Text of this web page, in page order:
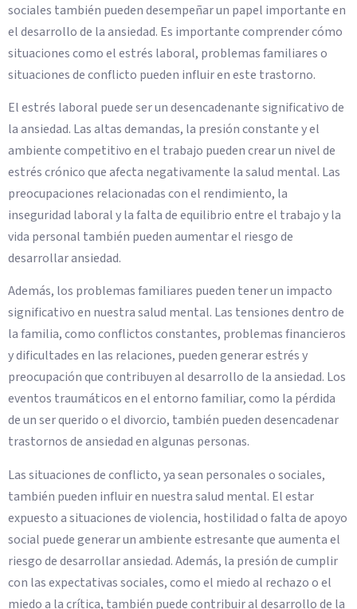
sociales también pueden desempeñar un papel importante en
el desarrollo de la ansiedad. Es importante comprender cómo
situaciones como el estrés laboral, problemas familiares o
situaciones de conflicto pueden influir en este trastorno.
El estrés laboral puede ser un desencadenante significativo de
la ansiedad. Las altas demandas, la presión constante y el
ambiente competitivo en el trabajo pueden crear un nivel de
estrés crónico que afecta negativamente la salud mental. Las
preocupaciones relacionadas con el rendimiento, la
inseguridad laboral y la falta de equilibrio entre el trabajo y la
vida personal también pueden aumentar el riesgo de
desarrollar ansiedad.
Además, los problemas familiares pueden tener un impacto
significativo en nuestra salud mental. Las tensiones dentro de
la familia, como conflictos constantes, problemas financieros
y dificultades en las relaciones, pueden generar estrés y
preocupación que contribuyen al desarrollo de la ansiedad. Los
eventos traumáticos en el entorno familiar, como la pérdida
de un ser querido o el divorcio, también pueden desencadenar
trastornos de ansiedad en algunas personas.
Las situaciones de conflicto, ya sean personales o sociales,
también pueden influir en nuestra salud mental. El estar
expuesto a situaciones de violencia, hostilidad o falta de apoyo
social puede generar un ambiente estresante que aumenta el
riesgo de desarrollar ansiedad. Además, la presión de cumplir
con las expectativas sociales, como el miedo al rechazo o el
miedo a la crítica, también puede contribuir al desarrollo de la